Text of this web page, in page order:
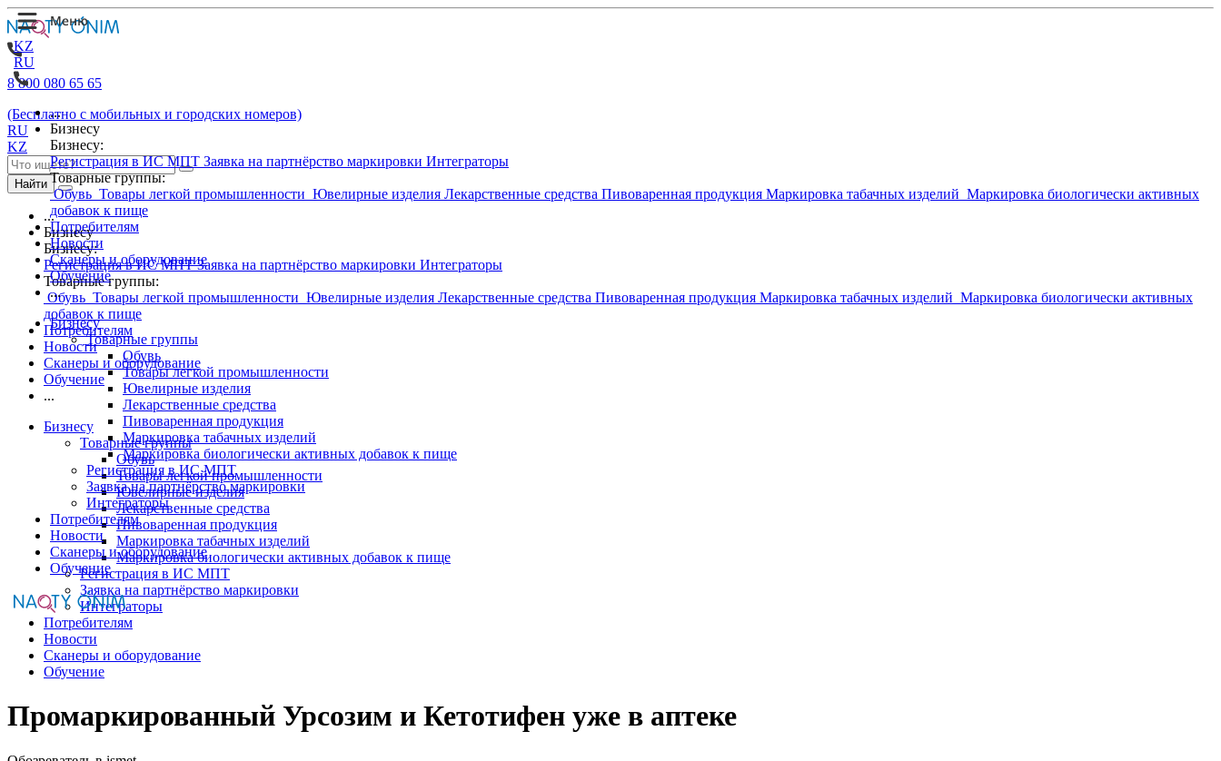
KZ
RU
...
Бизнесу
Бизнесу:
Регистрация в ИС МПТ Заявка на партнёрство маркировки Интеграторы
Товарные группы:
Обувь Товары легкой промышленности Ювелирные изделия Лекарственные средства Пивоваренная продукция Маркировка табачных изделий Маркировка биологически активных
добавок к пище
Потребителям
Новости
Сканеры и оборудование
Обучение
...
Бизнесу
Товарные группы
Обувь
Товары легкой промышленности
Ювелирные изделия
Лекарственные средства
Пивоваренная продукция
Маркировка табачных изделий
Маркировка биологически активных добавок к пище
Регистрация в ИС МПТ
Заявка на партнёрство маркировки
Интеграторы
Потребителям
Новости
Сканеры и оборудование
Обучение
8 800 080 65 65
(Бесплатно с мобильных и городских номеров)
RU
KZ
Найти
...
Бизнесу
Бизнесу:
Регистрация в ИС МПТЗаявка на партнёрство маркировки Интеграторы
Товарные группы:
Обувь Товары легкой промышленности Ювелирные изделия Лекарственные средства Пивоваренная продукция Маркировка табачных изделий Маркировка биологически активных
добавок к пище
Потребителям
Новости
Сканеры и оборудование
Обучение
...
Бизнесу
Товарные группы
Обувь
Товары легкой промышленности
Ювелирные изделия
Лекарственные средства
Пивоваренная продукция
Маркировка табачных изделий
Маркировка биологически активных добавок к пище
Регистрация в ИС МПТ
Заявка на партнёрство маркировки
Интеграторы
Потребителям
Новости
Сканеры и оборудование
Обучение
Промаркированный Урсозим и Кетотифен уже в аптеке